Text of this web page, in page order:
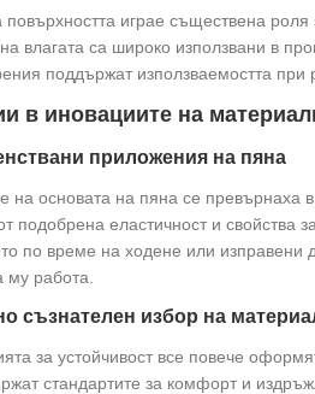
повърхността играе съществена
влагата са широко използвани в
поддържат използваемостта при
в иновациите на
приложения на пяна
на основата на пяна се превърнаха
подобрена еластичност и
по време на ходене или изправени
му работа.
съзнателен избор на
за устойчивост все повече
стандартите за комфорт и